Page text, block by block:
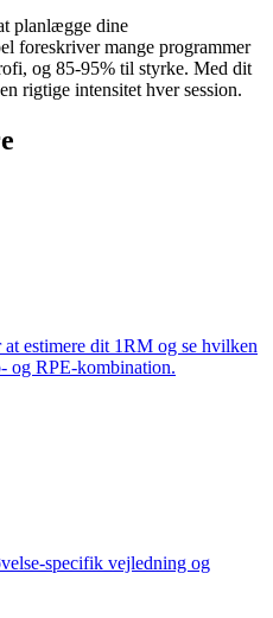
planlægge dine
foreskriver mange programmer
og 85-95% til styrke. Med dit
rigtige intensitet hver session.
estimere dit 1RM og se hvilken
og RPE-kombination.
specifik vejledning og